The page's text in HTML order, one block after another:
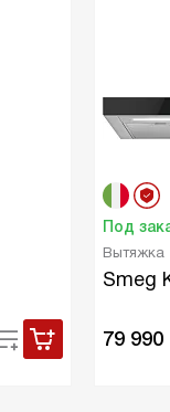
Под
Вытяжка
Smeg
79 990